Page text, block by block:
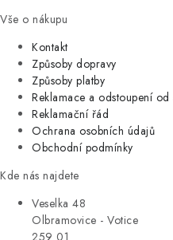
Vše o nákupu
Kontakt
Způsoby dopravy
Způsoby platby
Reklamace a odstoupení od
Reklamační řád
Ochrana osobních údajů
Obchodní podmínky
Kde nás najdete
Veselka 48
Olbramovice - Votice
259 01
KUCHYNĚ
ORGANIZACE
DOMÁCNOST
ÚKLID
VÝPRODEJ